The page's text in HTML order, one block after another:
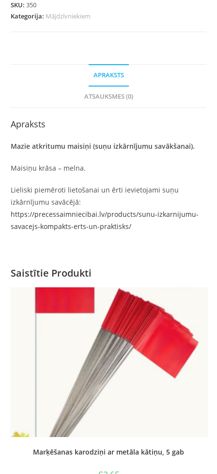
SKU:350
Kategorija: Mājdzīvniekiem
APRAKSTS
ATSAUKSMES (0)
Apraksts
Mazie atkritumu maisiņi (suņu izkārnījumu savākšanai).
Maisiņu krāsa – melna.
Lieliski piemēroti lietošanai un ērti ievietojami suņu
izkārnījumu savācējā:
https://precessaimniecibai.lv/products/sunu-izkarnijumu-
savacejs-kompakts-erts-un-praktisks/
Saistītie Produkti
Marķēšanas karodziņi ar metāla kātiņu, 5 gab